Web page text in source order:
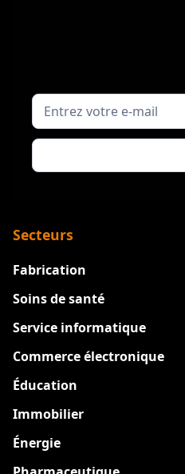
Secteurs
Fabrication
Soins de santé
Service informatique
Commerce électronique
Éducation
Immobilier
Énergie